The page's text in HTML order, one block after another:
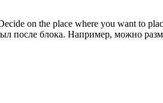
on the place where you want to
после блока. Например, можно